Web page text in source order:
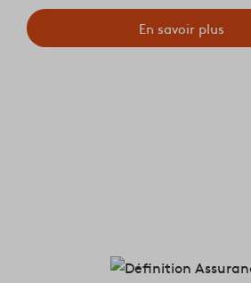
En savoir plus